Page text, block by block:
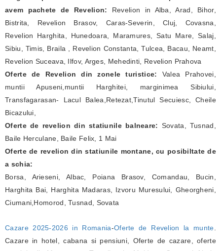
avem pachete de Revelion: Revelion in Alba, Arad, Bihor,
Bistrita, Revelion Brasov, Caras-Severin, Cluj, Covasna,
Revelion Harghita, Hunedoara, Maramures, Satu Mare, Salaj,
Sibiu, Timis, Braila , Revelion Constanta, Tulcea, Bacau, Neamt,
Revelion Suceava, Ilfov, Arges, Mehedinti, Revelion Prahova
Oferte de Revelion din zonele turistice: Valea Prahovei,
muntii Apuseni,muntii Harghitei, marginimea Sibiului,
Transfagarasan- Lacul Balea,Retezat,Tinutul Secuiesc, Cheile
Bicazului,
Oferte de revelion din statiunile balneare: Sovata, Tusnad,
Baile Herculane, Baile Felix, 1 Mai
Oferte de revelion din statiunile montane, cu posibiltate de
a schia:
Borsa, Arieseni, Albac, Poiana Brasov, Comandau, Bucin,
Harghita Bai, Harghita Madaras, Izvoru Muresului, Gheorgheni,
Ciumani,Homorod, Tusnad, Sovata
Cazare 2025-2026 in Romania-Oferte de Revelion la munte
Cazare in hotel, cabana si pensiuni, Oferte de cazare, oferte